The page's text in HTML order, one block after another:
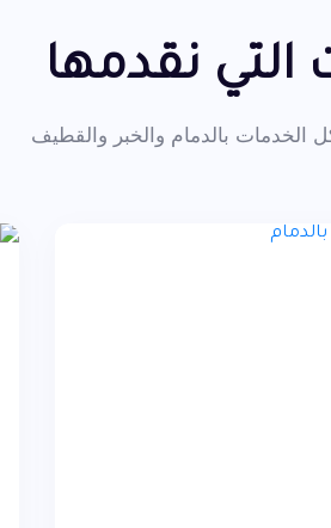
التي نقدمها
الخدمات بالدمام والخبر والقطيف